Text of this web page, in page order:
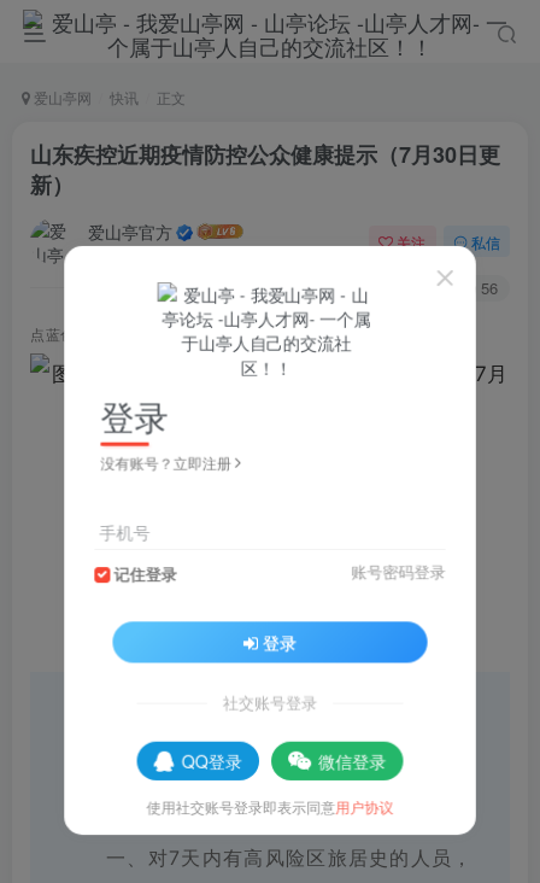
爱山亭网 快讯 正文
山东疾控近期疫情防控公众健康提示（7月30日更
新）
爱山亭官方 关注 私信
75 56
点蓝色字关注 “山亭快报”
近期，国内局地发生聚集性疫情和散发病
例，存在一定传播风险。为有效防止疫情蔓
延，山东省疾病预防控制中心发布疫情防控公
众健康提示：
一、对7天内有高风险区旅居史的人员，
登录
没有账号？立即注册
手机号
记住登录 账号密码登录
登录
社交账号登录
QQ登录 微信登录
使用社交账号登录即表示同意用户协议